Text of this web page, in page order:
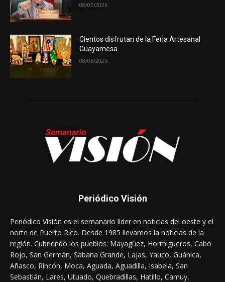
08/05/2026
Cientos disfrutan de la Feria Artesanal
Guayamesa
08/05/2026
Periódico Visión
Periódico Visión es el semanario líder en noticias del oeste y el
norte de Puerto Rico. Desde 1985 llevamos la noticias de la
región. Cubriendo los pueblos: Mayagüez, Hormigueros, Cabo
Rojo, San Germán, Sabana Grande, Lajas, Yauco, Guánica,
Añasco, Rincón, Moca, Aguada, Aguadilla, Isabela, San
Sebastián, Lares, Utuado, Quebradillas, Hatillo, Camuy,